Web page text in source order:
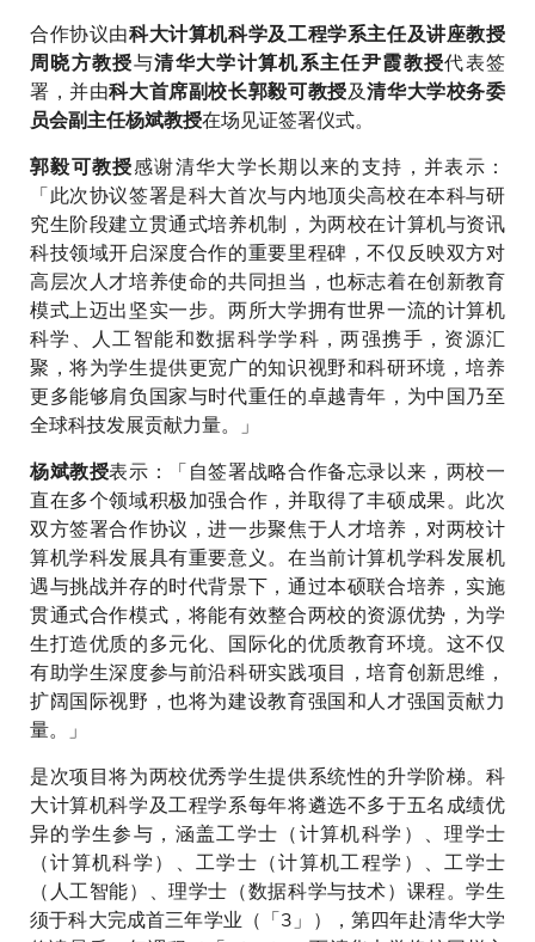
合作协议由科大计算机科学及工程学系主任及讲座教授
周晓方教授与清华大学计算机系主任尹霞教授代表签
署，并由科大首席副校长郭毅可教授及清华大学校务委
员会副主任杨斌教授在场见证签署仪式。
郭毅可教授感谢清华大学长期以来的支持，并表示：
「此次协议签署是科大首次与内地顶尖高校在本科与研
究生阶段建立贯通式培养机制，为两校在计算机与资讯
科技领域开启深度合作的重要里程碑，不仅反映双方对
高层次人才培养使命的共同担当，也标志着在创新教育
模式上迈出坚实一步。两所大学拥有世界一流的计算机
科学、人工智能和数据科学学科，两强携手，资源汇
聚，将为学生提供更宽广的知识视野和科研环境，培养
更多能够肩负国家与时代重任的卓越青年，为中国乃至
全球科技发展贡献力量。」
杨斌教授表示：「自签署战略合作备忘录以来，两校一
直在多个领域积极加强合作，并取得了丰硕成果。此次
双方签署合作协议，进一步聚焦于人才培养，对两校计
算机学科发展具有重要意义。在当前计算机学科发展机
遇与挑战并存的时代背景下，通过本硕联合培养，实施
贯通式合作模式，将能有效整合两校的资源优势，为学
生打造优质的多元化、国际化的优质教育环境。这不仅
有助学生深度参与前沿科研实践项目，培育创新思维，
扩阔国际视野，也将为建设教育强国和人才强国贡献力
量。」
是次项目将为两校优秀学生提供系统性的升学阶梯。科
大计算机科学及工程学系每年将遴选不多于五名成绩优
异的学生参与，涵盖工学士（计算机科学）、理学士
（计算机科学）、工学士（计算机工程学）、工学士
（人工智能）、理学士（数据科学与技术）课程。学生
须于科大完成首三年学业（「3」），第四年赴清华大学